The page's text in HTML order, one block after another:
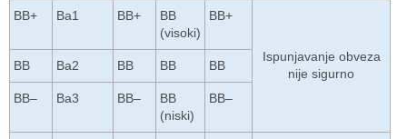
BB+ Ba1 BB+
BB
(visoki)
BB+
Ispunjavanje obveza
nije sigurno
BB Ba2 BB BB BB
BB– Ba3 BB–
BB
(niski)
BB–